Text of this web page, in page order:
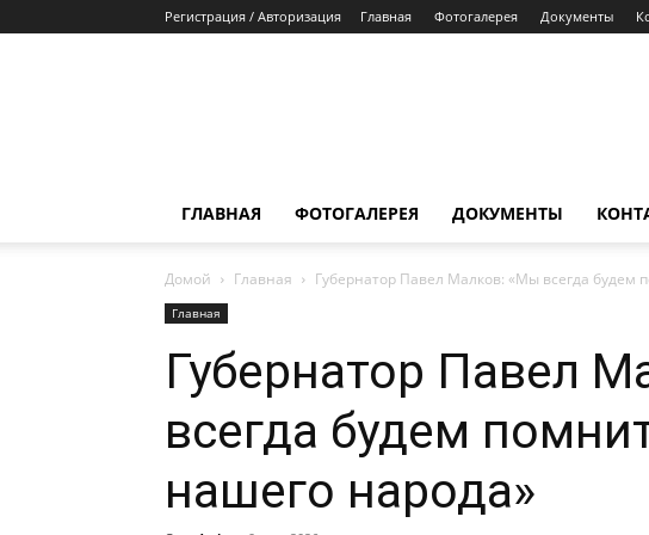
Регистрация / Авторизация Главная Фотогалерея Документы
ГЛАВНАЯ ФОТОГАЛЕРЕЯ ДОКУМЕНТЫ
Домой Главная Губернатор Павел Малков: «Мы всегда будем
Главная
Губернатор Павел
всегда будем
нашего народа»